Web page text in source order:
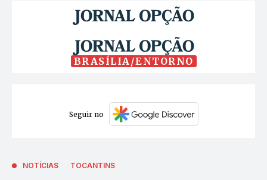
BRASÍLIA/ENTORNO
Seguir no
NOTÍCIAS TOCANTINS